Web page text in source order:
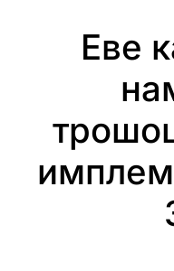
Еве